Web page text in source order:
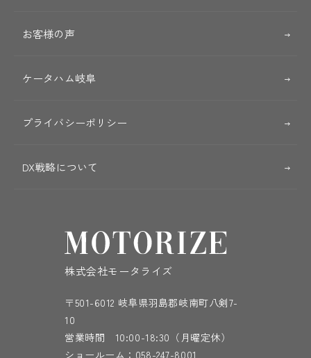
お客様の声
ケータハム岐阜
プライバシーポリシー
DX戦略について
株式会社モータライズ
〒501-6012 岐阜県羽島郡岐南町八剣7-
10
営業時間 10:00-18:30（月曜定休）
ショールーム： 058-247-8001